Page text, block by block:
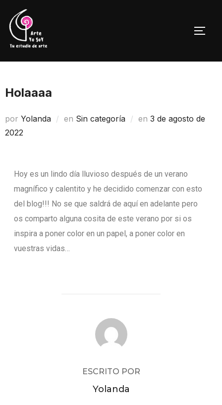
Holaaaa
por Yolanda en Sin categoría en 3 de agosto de
2022
Hoy es un lindo día lluvioso después de un verano
magnífico y calentito y he decidido comenzar con esto
del blog!!! No se que saldrá de aquí en adelante pero
os comparto alguna cosita de este verano por si os
inspira a poner color en un papel, a poner color en
vuestras vidas…
AUTOR DE LA PUBLICACIÓN
ESCRITO POR
Yolanda